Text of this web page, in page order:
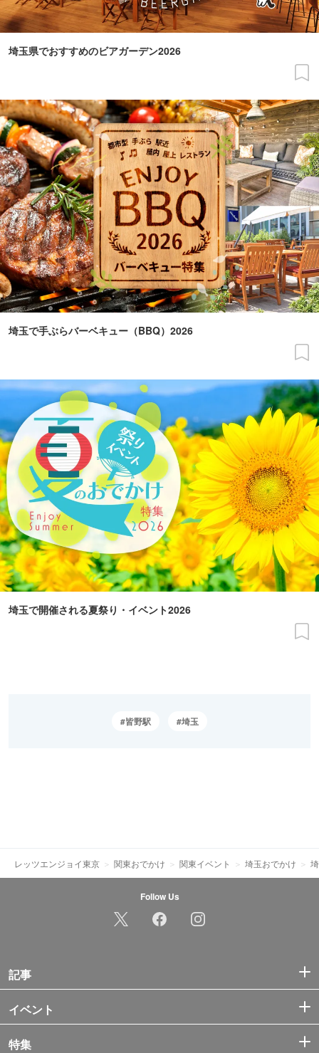
埼玉県でおすすめのビアガーデン2026
埼玉で手ぶらバーベキュー（BBQ）2026
埼玉で開催される夏祭り・イベント2026
皆野駅 埼玉
レッツエンジョイ東京 関東おでかけ 関東イベント 埼玉おでかけ
Follow Us
記事
イベント
特集